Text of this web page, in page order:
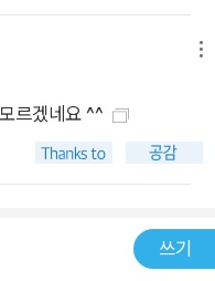
르겠네요 ^^
쓰기